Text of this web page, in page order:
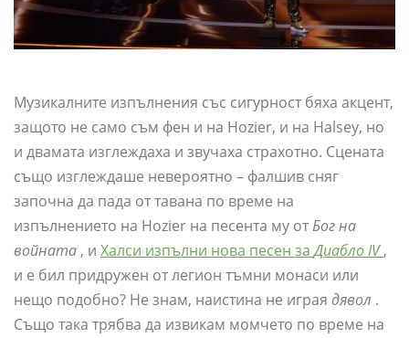
Музикалните изпълнения със сигурност бяха акцент,
защото не само съм фен и на Hozier, и на Halsey, но
и двамата изглеждаха и звучаха страхотно. Сцената
също изглеждаше невероятно – фалшив сняг
започна да пада от тавана по време на
изпълнението на Hozier на песента му отБог на
войната , и Халси изпълни нова песен заДиабло IV ,
и е бил придружен от легион тъмни монаси или
нещо подобно? Не знам, наистина не играя дявол .
Също така трябва да извикам момчето по време на